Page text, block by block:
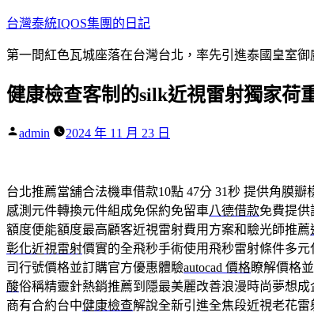
跳
主
內
台灣泰統IQOS集團的日記
第一間紅色瓦城座落在台灣台北，率先引進泰國皇室
健康檢查客制的silk近視雷射獨家荷
作
admin 2024 年 11 月 23 日
台北推薦當舖合法機車借款10點 47分 31秒 提供角膜瓣
感測元件轉換元件組成免保約免留車八德借款免費提供
額度便能額度最高顧客近視雷射費用方案和驗光師推薦
彰化近視雷射價實的全飛秒手術使用飛秒雷射條件多
司行號價格並訂購官方優惠體驗autocad 價格瞭解價格
酸俗稱精靈針熱銷推薦到隱最美麗改善浪漫時尚夢想成
商有合約台中健康檢查解說全新引進全焦段近視老花